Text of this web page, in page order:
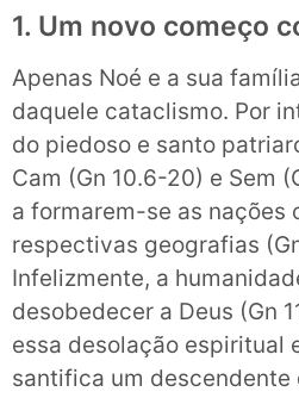
1. Um novo começo
Apenas Noé e a sua
daquele cataclismo. Por
do piedoso e santo
Cam (Gn 10.6-20) e Sem
a formarem-se as nações
respectivas geografias
Infelizmente, a
desobedecer a Deus (Gn
essa desolação espiritual
santifica um descendente